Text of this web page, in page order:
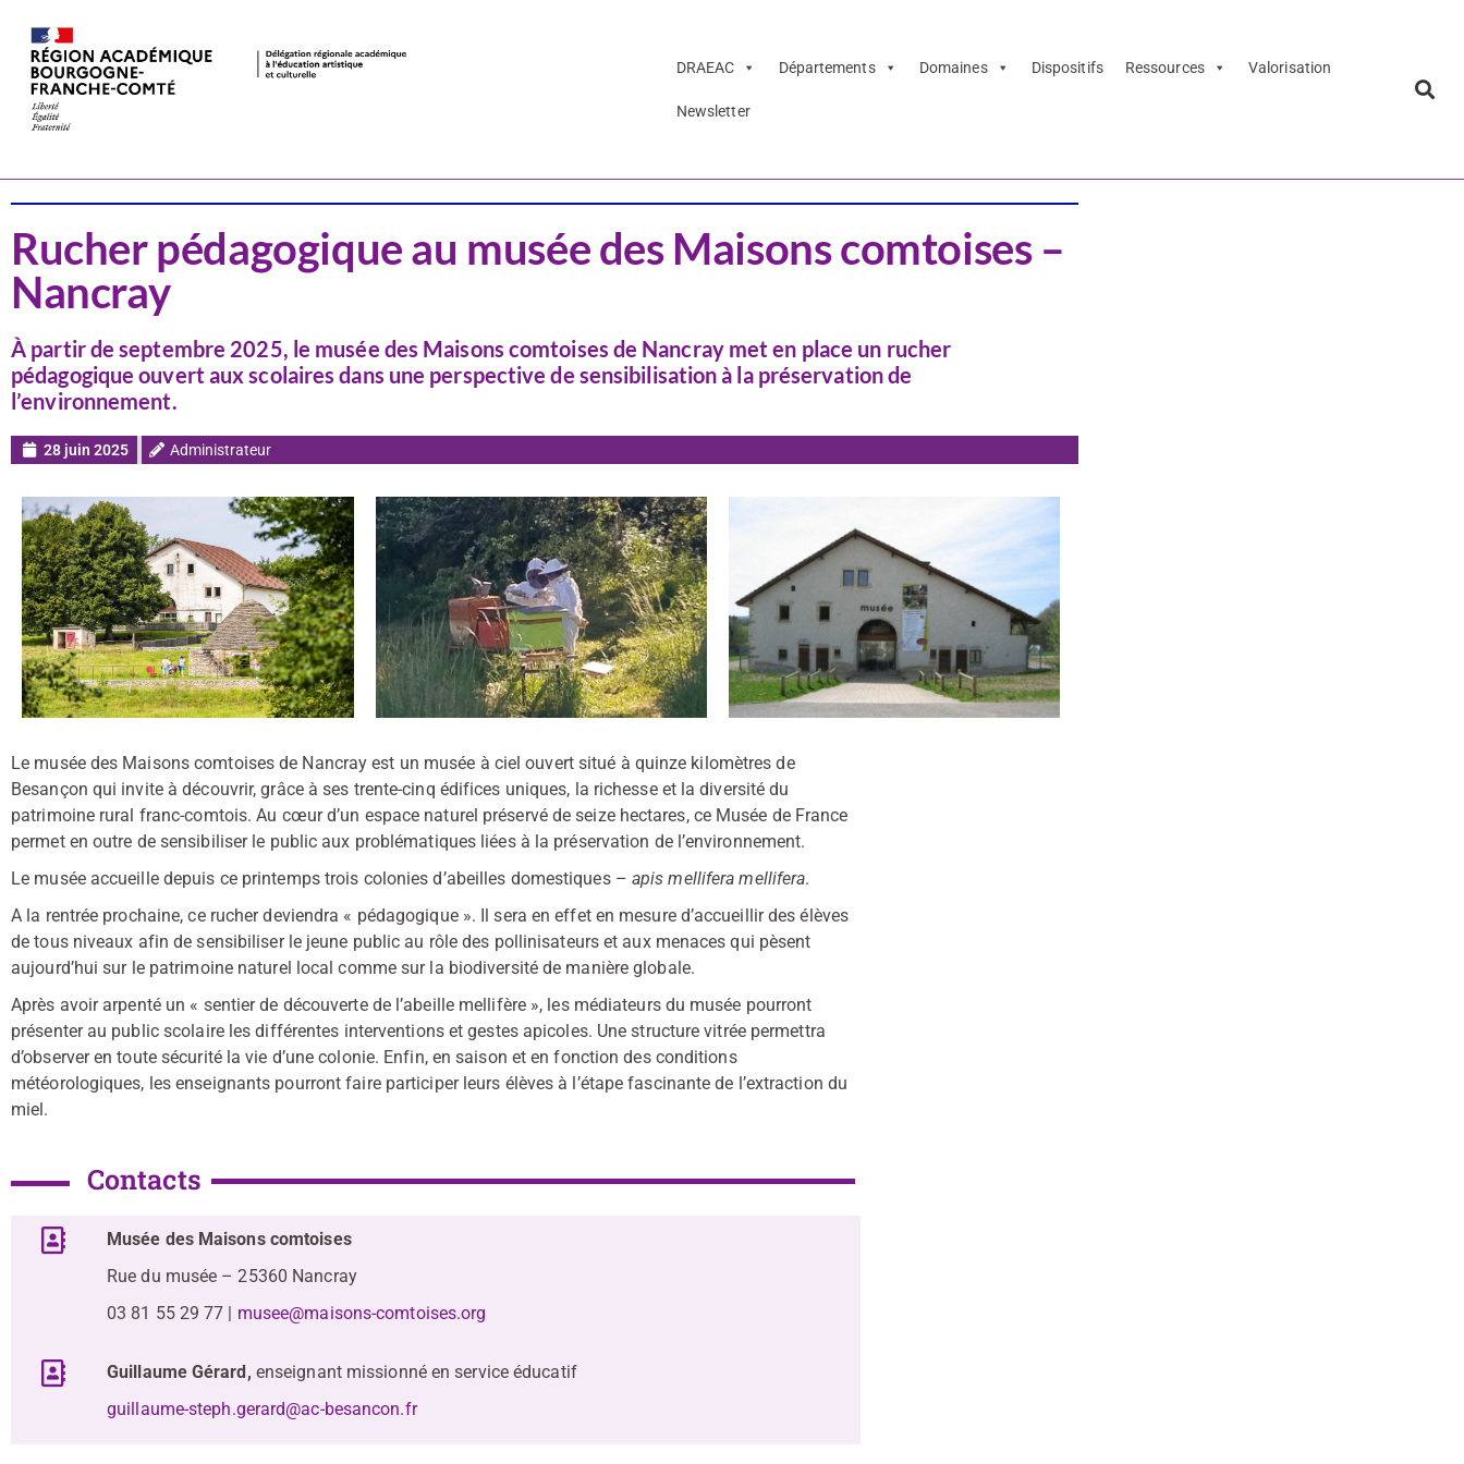
DRAEAC Départements Domaines Dispositifs Ressources Valorisation
Newsletter
Rucher pédagogique au musée des Maisons comtoises –
Nancray
À partir de septembre 2025, le musée des Maisons comtoises de Nancray met en place un rucher
pédagogique ouvert aux scolaires dans une perspective de sensibilisation à la préservation de
l’environnement.
28 juin 2025 Administrateur
Le musée des Maisons comtoises de Nancray est un musée à ciel ouvert situé à quinze kilomètres de
Besançon qui invite à découvrir, grâce à ses trente-cinq édifices uniques, la richesse et la diversité du
patrimoine rural franc-comtois. Au cœur d’un espace naturel préservé de seize hectares, ce Musée de France
permet en outre de sensibiliser le public aux problématiques liées à la préservation de l’environnement.
Le musée accueille depuis ce printemps trois colonies d’abeilles domestiques – apis mellifera mellifera.
A la rentrée prochaine, ce rucher deviendra « pédagogique ». Il sera en effet en mesure d’accueillir des élèves
de tous niveaux afin de sensibiliser le jeune public au rôle des pollinisateurs et aux menaces qui pèsent
aujourd’hui sur le patrimoine naturel local comme sur la biodiversité de manière globale.
Après avoir arpenté un « sentier de découverte de l’abeille mellifère », les médiateurs du musée pourront
présenter au public scolaire les différentes interventions et gestes apicoles. Une structure vitrée permettra
d’observer en toute sécurité la vie d’une colonie. Enfin, en saison et en fonction des conditions
météorologiques, les enseignants pourront faire participer leurs élèves à l’étape fascinante de l’extraction du
miel.
Contacts
Musée des Maisons comtoises
Rue du musée – 25360 Nancray
03 81 55 29 77 | musee@maisons-comtoises.org
Guillaume Gérard, enseignant missionné en service éducatif
guillaume-steph.gerard@ac-besancon.fr